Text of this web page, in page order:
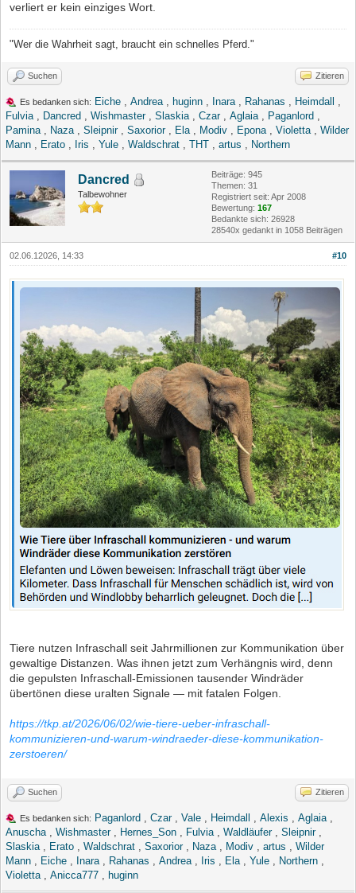
verliert er kein einziges Wort.
"Wer die Wahrheit sagt, braucht ein schnelles Pferd."
Suchen Zitieren
Es bedanken sich: Eiche , Andrea, huginn , Inara, Rahanas , Heimdall
,
Fulvia, Dancred , Wishmaster, Slaskia, Czar, Aglaia, Paganlord ,
Pamina, Naza, Sleipnir, Saxorior, Ela, Modiv , Epona, Violetta, Wilder
Mann , Erato , Iris , Yule , Waldschrat , THT , artus , Northern
Dancred
Talbewohner
Beiträge: 945
Themen: 31
Registriert seit: Apr 2008
Bewertung: 167
Bedankte sich: 26928
28540x gedankt in 1058 Beiträgen
#10
02.06.12026, 14:33
Tiere nutzen Infraschall seit Jahrmillionen zur Kommunikation über
gewaltige Distanzen. Was ihnen jetzt zum Verhängnis wird, denn
die gepulsten Infraschall-Emissionen tausender Windräder
übertönen diese uralten Signale — mit fatalen Folgen.
https://tkp.at/2026/06/02/wie-tiere-ueber-infraschall-
kommunizieren-und-warum-windraeder-diese-kommunikation-
zerstoeren/
Suchen Zitieren
Es bedanken sich: Paganlord , Czar, Vale , Heimdall , Alexis , Aglaia,
Anuscha, Wishmaster, Hernes_Son , Fulvia, Waldläufer, Sleipnir,
Slaskia, Erato , Waldschrat , Saxorior, Naza, Modiv , artus , Wilder
Mann , Eiche , Inara, Rahanas , Andrea, Iris , Ela, Yule , Northern ,
Violetta, Anicca777 , huginn